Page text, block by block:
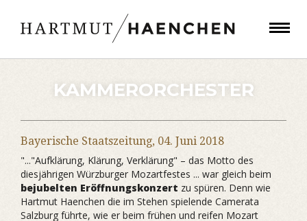
KAMMERORCHESTER
Bayerische Staatszeitung, 04. Juni 2018
"..."Aufklärung, Klärung, Verklärung" – das Motto des
diesjährigen Würzburger Mozartfestes ... war gleich beim
bejubelten Eröffnungskonzert zu spüren. Denn wie
Hartmut Haenchen die im Stehen spielende Camerata
Salzburg führte, wie er beim frühen und reifen Mozart